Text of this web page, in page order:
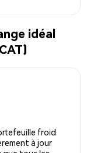
idéal
froid
à jour